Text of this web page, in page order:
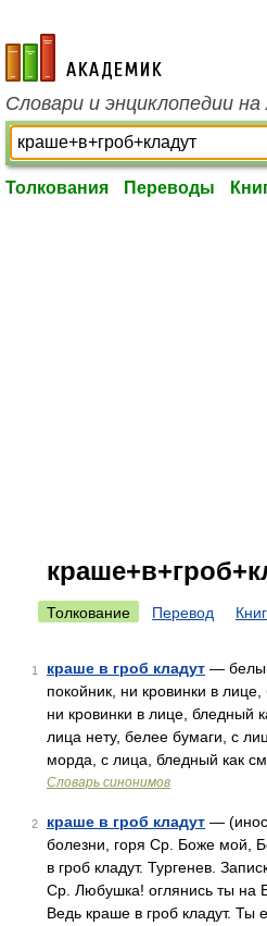
academic.ru
Словари и энциклопедии
Толкования Переводы
Толкование Перевод
1 краше в гроб кладут —
покойник, ни кровинки в
ни кровинки в лице, бледный
лица нету, белее бумаги, с
морда, с лица, бледный как
Словарь синонимов
2 краше в гроб кладут —
болезни, горя Ср. Боже мой,
в гроб кладут. Тургенев.
Ср. Любушка! оглянись ты на
Ведь краше в гроб кладут. Ты